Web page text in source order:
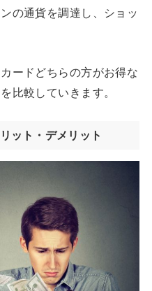
の通貨を調達し、ショッ
ードどちらの方がお得な
比較していきます。
ット・デメリット